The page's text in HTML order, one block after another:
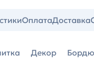
ОплатаДоставка
Декор